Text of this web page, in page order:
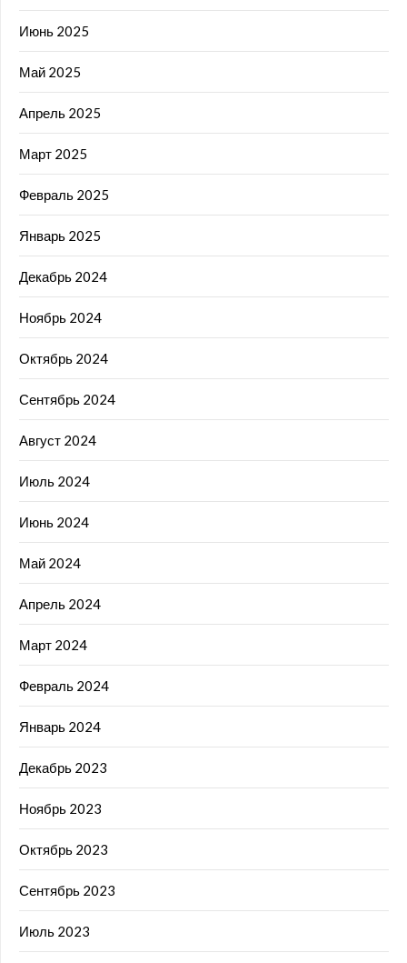
Июнь 2025
Май 2025
Апрель 2025
Март 2025
Февраль 2025
Январь 2025
Декабрь 2024
Ноябрь 2024
Октябрь 2024
Сентябрь 2024
Август 2024
Июль 2024
Июнь 2024
Май 2024
Апрель 2024
Март 2024
Февраль 2024
Январь 2024
Декабрь 2023
Ноябрь 2023
Октябрь 2023
Сентябрь 2023
Июль 2023